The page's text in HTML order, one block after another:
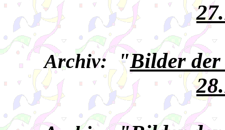
Archiv:"Bilder der